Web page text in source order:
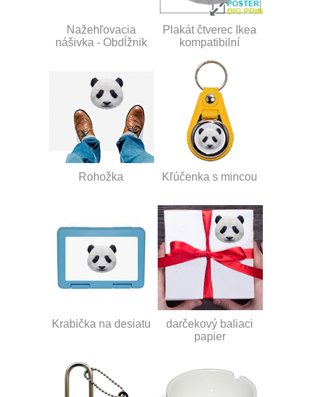
Nažehľovacia
nášivka - Obdĺžnik
Plakát čtverec Ikea
kompatibilní
Rohožka Kľúčenka s mincou
Krabička na desiatu
darčekový baliaci
papier